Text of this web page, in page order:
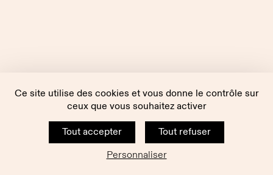
Ce site utilise des cookies et vous donne le contrôle sur
ceux que vous souhaitez activer
Tout accepter
Tout refuser
Personnaliser